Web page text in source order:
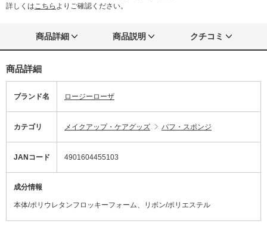
詳しくは こちら よりご確認ください。
商品詳細 商品説明 クチコミ
商品詳細
ブランド名 ロージーローザ
カテゴリ メイクアップ・ケアグッズ パフ・スポンジ
JANコード 4901604455103
成分情報
本体/ポリウレタンフロッキーフォーム、リボン/ポリエステル